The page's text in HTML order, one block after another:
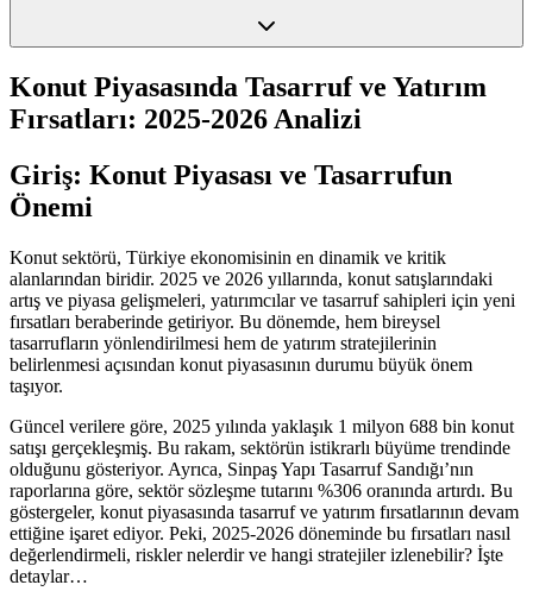
Konut Piyasasında Tasarruf ve Yatırım
Fırsatları: 2025-2026 Analizi
Giriş: Konut Piyasası ve Tasarrufun
Önemi
Konut sektörü, Türkiye ekonomisinin en dinamik ve kritik
alanlarından biridir. 2025 ve 2026 yıllarında, konut satışlarındaki
artış ve piyasa gelişmeleri, yatırımcılar ve tasarruf sahipleri için yeni
fırsatları beraberinde getiriyor. Bu dönemde, hem bireysel
tasarrufların yönlendirilmesi hem de yatırım stratejilerinin
belirlenmesi açısından konut piyasasının durumu büyük önem
taşıyor.
Güncel verilere göre, 2025 yılında yaklaşık 1 milyon 688 bin konut
satışı gerçekleşmiş. Bu rakam, sektörün istikrarlı büyüme trendinde
olduğunu gösteriyor. Ayrıca, Sinpaş Yapı Tasarruf Sandığı’nın
raporlarına göre, sektör sözleşme tutarını %306 oranında artırdı. Bu
göstergeler, konut piyasasında tasarruf ve yatırım fırsatlarının devam
ettiğine işaret ediyor. Peki, 2025-2026 döneminde bu fırsatları nasıl
değerlendirmeli, riskler nelerdir ve hangi stratejiler izlenebilir? İşte
detaylar…